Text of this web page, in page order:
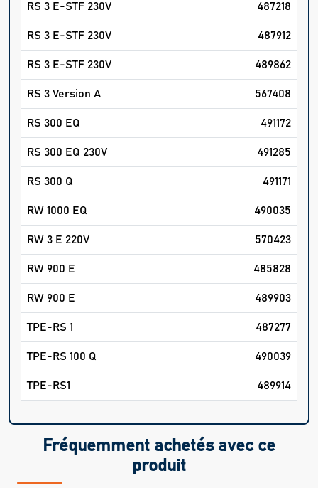
RS 3 E-STF 230V 487218
RS 3 E-STF 230V 487912
RS 3 E-STF 230V 489862
RS 3 Version A 567408
RS 300 EQ 491172
RS 300 EQ 230V 491285
RS 300 Q 491171
RW 1000 EQ 490035
RW 3 E 220V 570423
RW 900 E 485828
RW 900 E 489903
TPE-RS 1 487277
TPE-RS 100 Q 490039
TPE-RS1 489914
Fréquemment achetés avec ce
produit